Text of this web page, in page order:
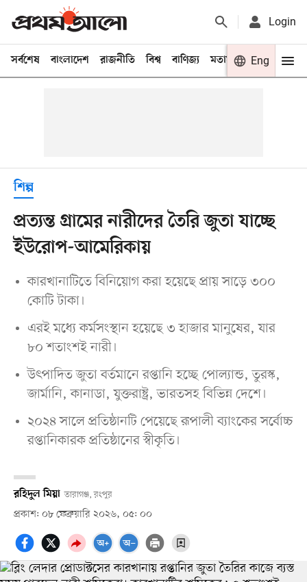
Login
সর্বশেষ বাংলাদেশ রাজনীতি বিশ্ব বাণিজ্য মতামত খেলা
Eng
শিল্প
প্রত্যন্ত গ্রামের নারীদের তৈরি জুতা যাচ্ছে
ইউরোপ-আমেরিকায়
কারখানাটিতে বিনিয়োগ করা হয়েছে প্রায় সাড়ে ৩০০
কোটি টাকা।
এরই মধ্যে কর্মসংস্থান হয়েছে ৩ হাজার মানুষের, যার
৮০ শতাংশই নারী।
উৎপাদিত জুতা বর্তমানে রপ্তানি হচ্ছে পোল্যান্ড, তুরস্ক,
জার্মানি, কানাডা, যুক্তরাষ্ট্র, ভারতসহ বিভিন্ন দেশে।
২০২৪ সালে প্রতিষ্ঠানটি পেয়েছে রূপালী ব্যাংকের সর্বোচ্চ
রপ্তানিকারক প্রতিষ্ঠানের স্বীকৃতি।
রহিদুল মিয়া তারাগঞ্জ, রংপুর
প্রকাশ: ০৮ ফেব্রুয়ারি ২০২৬, ০৫: ০০